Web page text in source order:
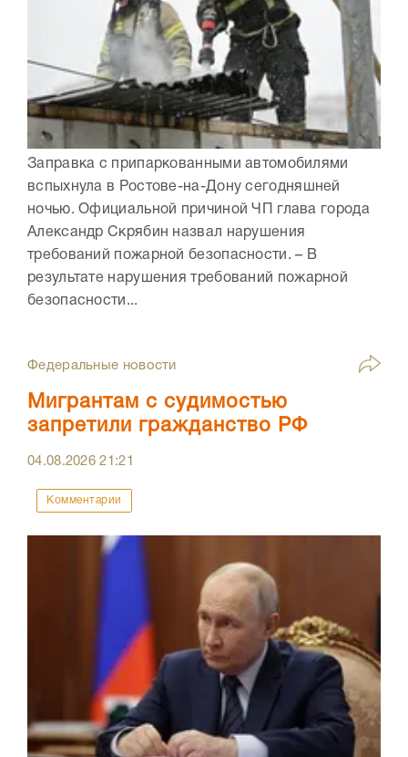
Заправка с припаркованными автомобилями
вспыхнула в Ростове-на-Дону сегодняшней
ночью. Официальной причиной ЧП глава города
Александр Скрябин назвал нарушения
требований пожарной безопасности. – В
результате нарушения требований пожарной
безопасности...
Федеральные новости
Мигрантам с судимостью
запретили гражданство РФ
04.08.202621:21
Комментарии